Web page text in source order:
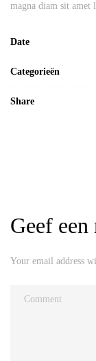
magna diam sit
Date
Categorieën
Share
Geef een
Your email address